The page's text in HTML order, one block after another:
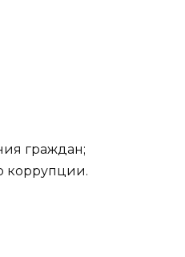
граждан;
коррупции.